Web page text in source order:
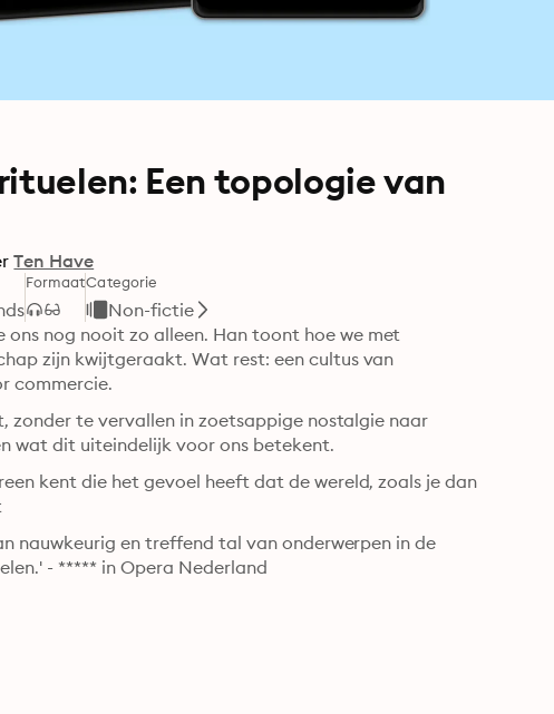
Een topologie van
Ten Have
FormaatCategorie
Non-fictie
nog nooit zo alleen. Han toont hoe we met
zijn kwijtgeraakt. Wat rest: een cultus van
commercie.
zonder te vervallen in zoetsappige nostalgie naar
wat dit uiteindelijk voor ons betekent.
kent die het gevoel heeft dat de wereld, zoals je dan
nauwkeurig en treffend tal van onderwerpen in de
- ***** in Opera Nederland